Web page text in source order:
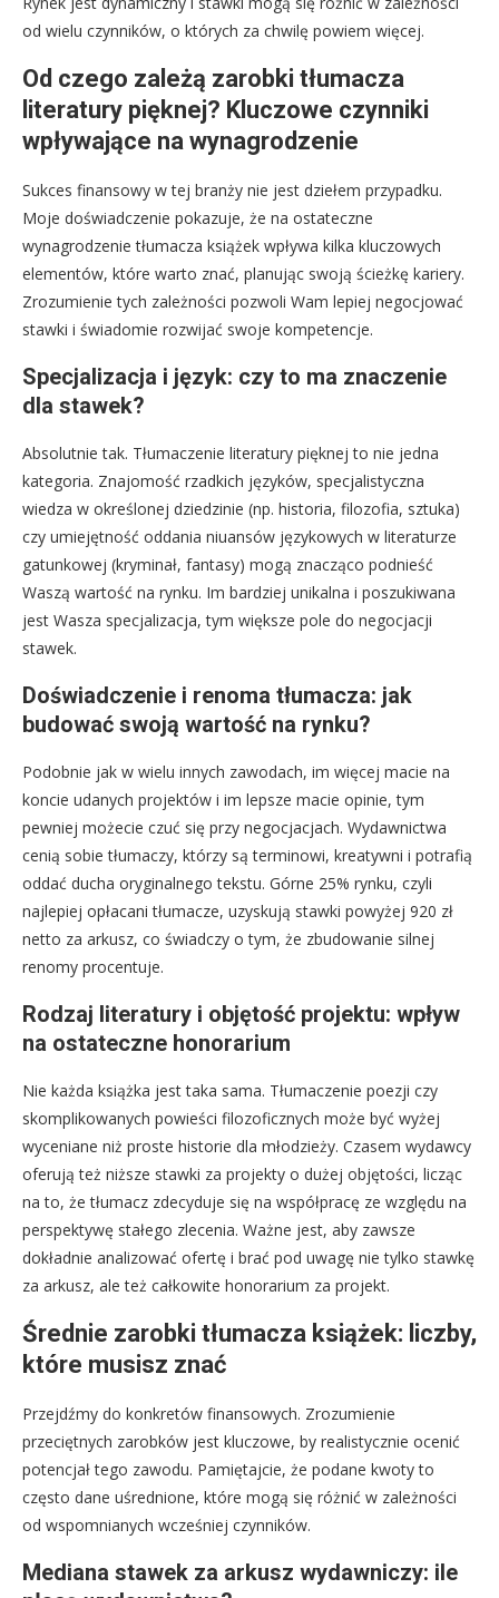
od wielu czynników, o których za chwilę powiem więcej.
Od czego zależą zarobki tłumacza
literatury pięknej? Kluczowe czynniki
wpływające na wynagrodzenie
Sukces finansowy w tej branży nie jest dziełem przypadku.
Moje doświadczenie pokazuje, że na ostateczne
wynagrodzenie tłumacza książek wpływa kilka kluczowych
elementów, które warto znać, planując swoją ścieżkę kariery.
Zrozumienie tych zależności pozwoli Wam lepiej negocjować
stawki i świadomie rozwijać swoje kompetencje.
Specjalizacja i język: czy to ma znaczenie
dla stawek?
Absolutnie tak. Tłumaczenie literatury pięknej to nie jedna
kategoria. Znajomość rzadkich języków, specjalistyczna
wiedza w określonej dziedzinie (np. historia, filozofia, sztuka)
czy umiejętność oddania niuansów językowych w literaturze
gatunkowej (kryminał, fantasy) mogą znacząco podnieść
Waszą wartość na rynku. Im bardziej unikalna i poszukiwana
jest Wasza specjalizacja, tym większe pole do negocjacji
stawek.
Doświadczenie i renoma tłumacza: jak
budować swoją wartość na rynku?
Podobnie jak w wielu innych zawodach, im więcej macie na
koncie udanych projektów i im lepsze macie opinie, tym
pewniej możecie czuć się przy negocjacjach. Wydawnictwa
cenią sobie tłumaczy, którzy są terminowi, kreatywni i potrafią
oddać ducha oryginalnego tekstu. Górne 25% rynku, czyli
najlepiej opłacani tłumacze, uzyskują stawki powyżej 920 zł
netto za arkusz, co świadczy o tym, że zbudowanie silnej
renomy procentuje.
Rodzaj literatury i objętość projektu: wpływ
na ostateczne honorarium
Nie każda książka jest taka sama. Tłumaczenie poezji czy
skomplikowanych powieści filozoficznych może być wyżej
wyceniane niż proste historie dla młodzieży. Czasem wydawcy
oferują też niższe stawki za projekty o dużej objętości, licząc
na to, że tłumacz zdecyduje się na współpracę ze względu na
perspektywę stałego zlecenia. Ważne jest, aby zawsze
dokładnie analizować ofertę i brać pod uwagę nie tylko stawkę
za arkusz, ale też całkowite honorarium za projekt.
Średnie zarobki tłumacza książek: liczby,
które musisz znać
Przejdźmy do konkretów finansowych. Zrozumienie
przeciętnych zarobków jest kluczowe, by realistycznie ocenić
potencjał tego zawodu. Pamiętajcie, że podane kwoty to
często dane uśrednione, które mogą się różnić w zależności
od wspomnianych wcześniej czynników.
Mediana stawek za arkusz wydawniczy: ile